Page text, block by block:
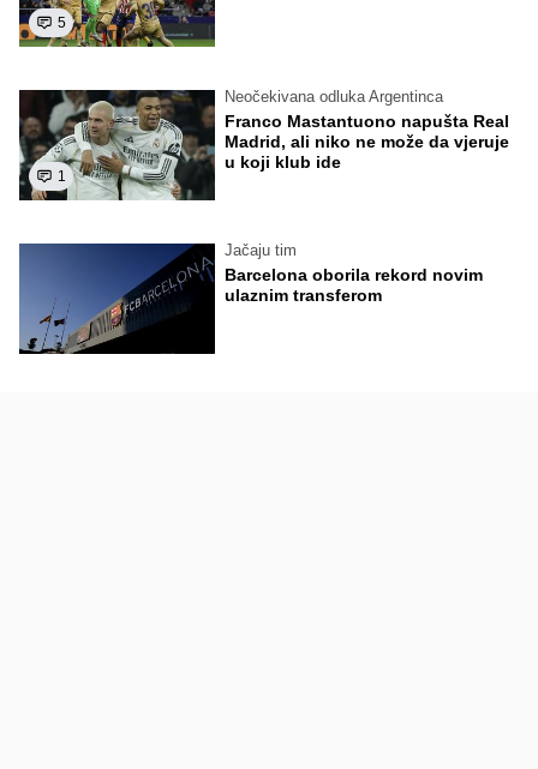
5
1
Neočekivana odluka Argentinca
Franco Mastantuono napušta Real
Madrid, ali niko ne može da vjeruje
u koji klub ide
Jačaju tim
Barcelona oborila rekord novim
ulaznim transferom